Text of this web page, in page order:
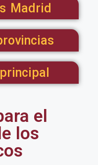
Madrid
el
los